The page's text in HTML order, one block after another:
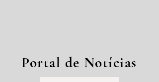
Portal de Notícias